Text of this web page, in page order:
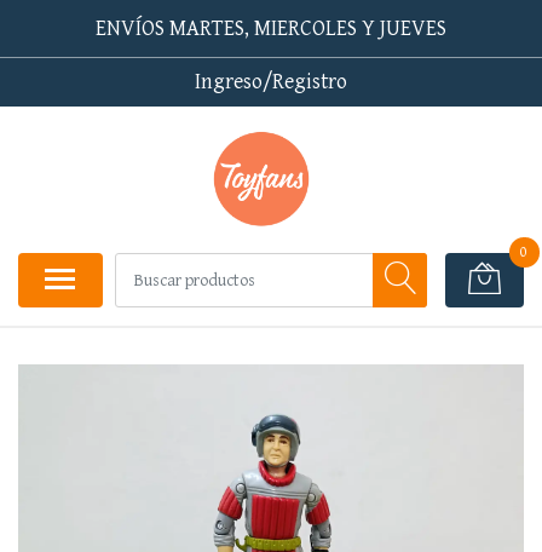
ENVÍOS MARTES, MIERCOLES Y JUEVES
Ingreso/Registro
0